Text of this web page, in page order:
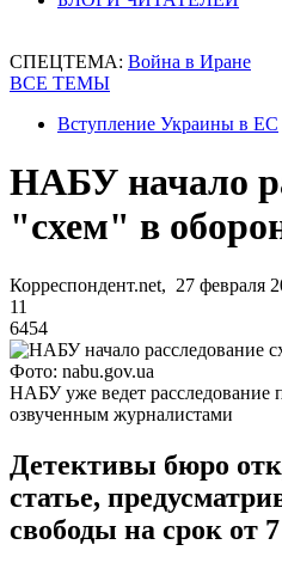
СПЕЦТЕМА: Война в Иране
ВСЕ ТЕМЫ
Вступление Украины в ЕС
НАБУ начало
"схем" в
Корреспондент.net, 27 февраля
11
6454
Фото: nabu.gov.ua
НАБУ уже ведет расследование
озвученным журналистами
Детективы бюро
статье,
свободы на срок от 7